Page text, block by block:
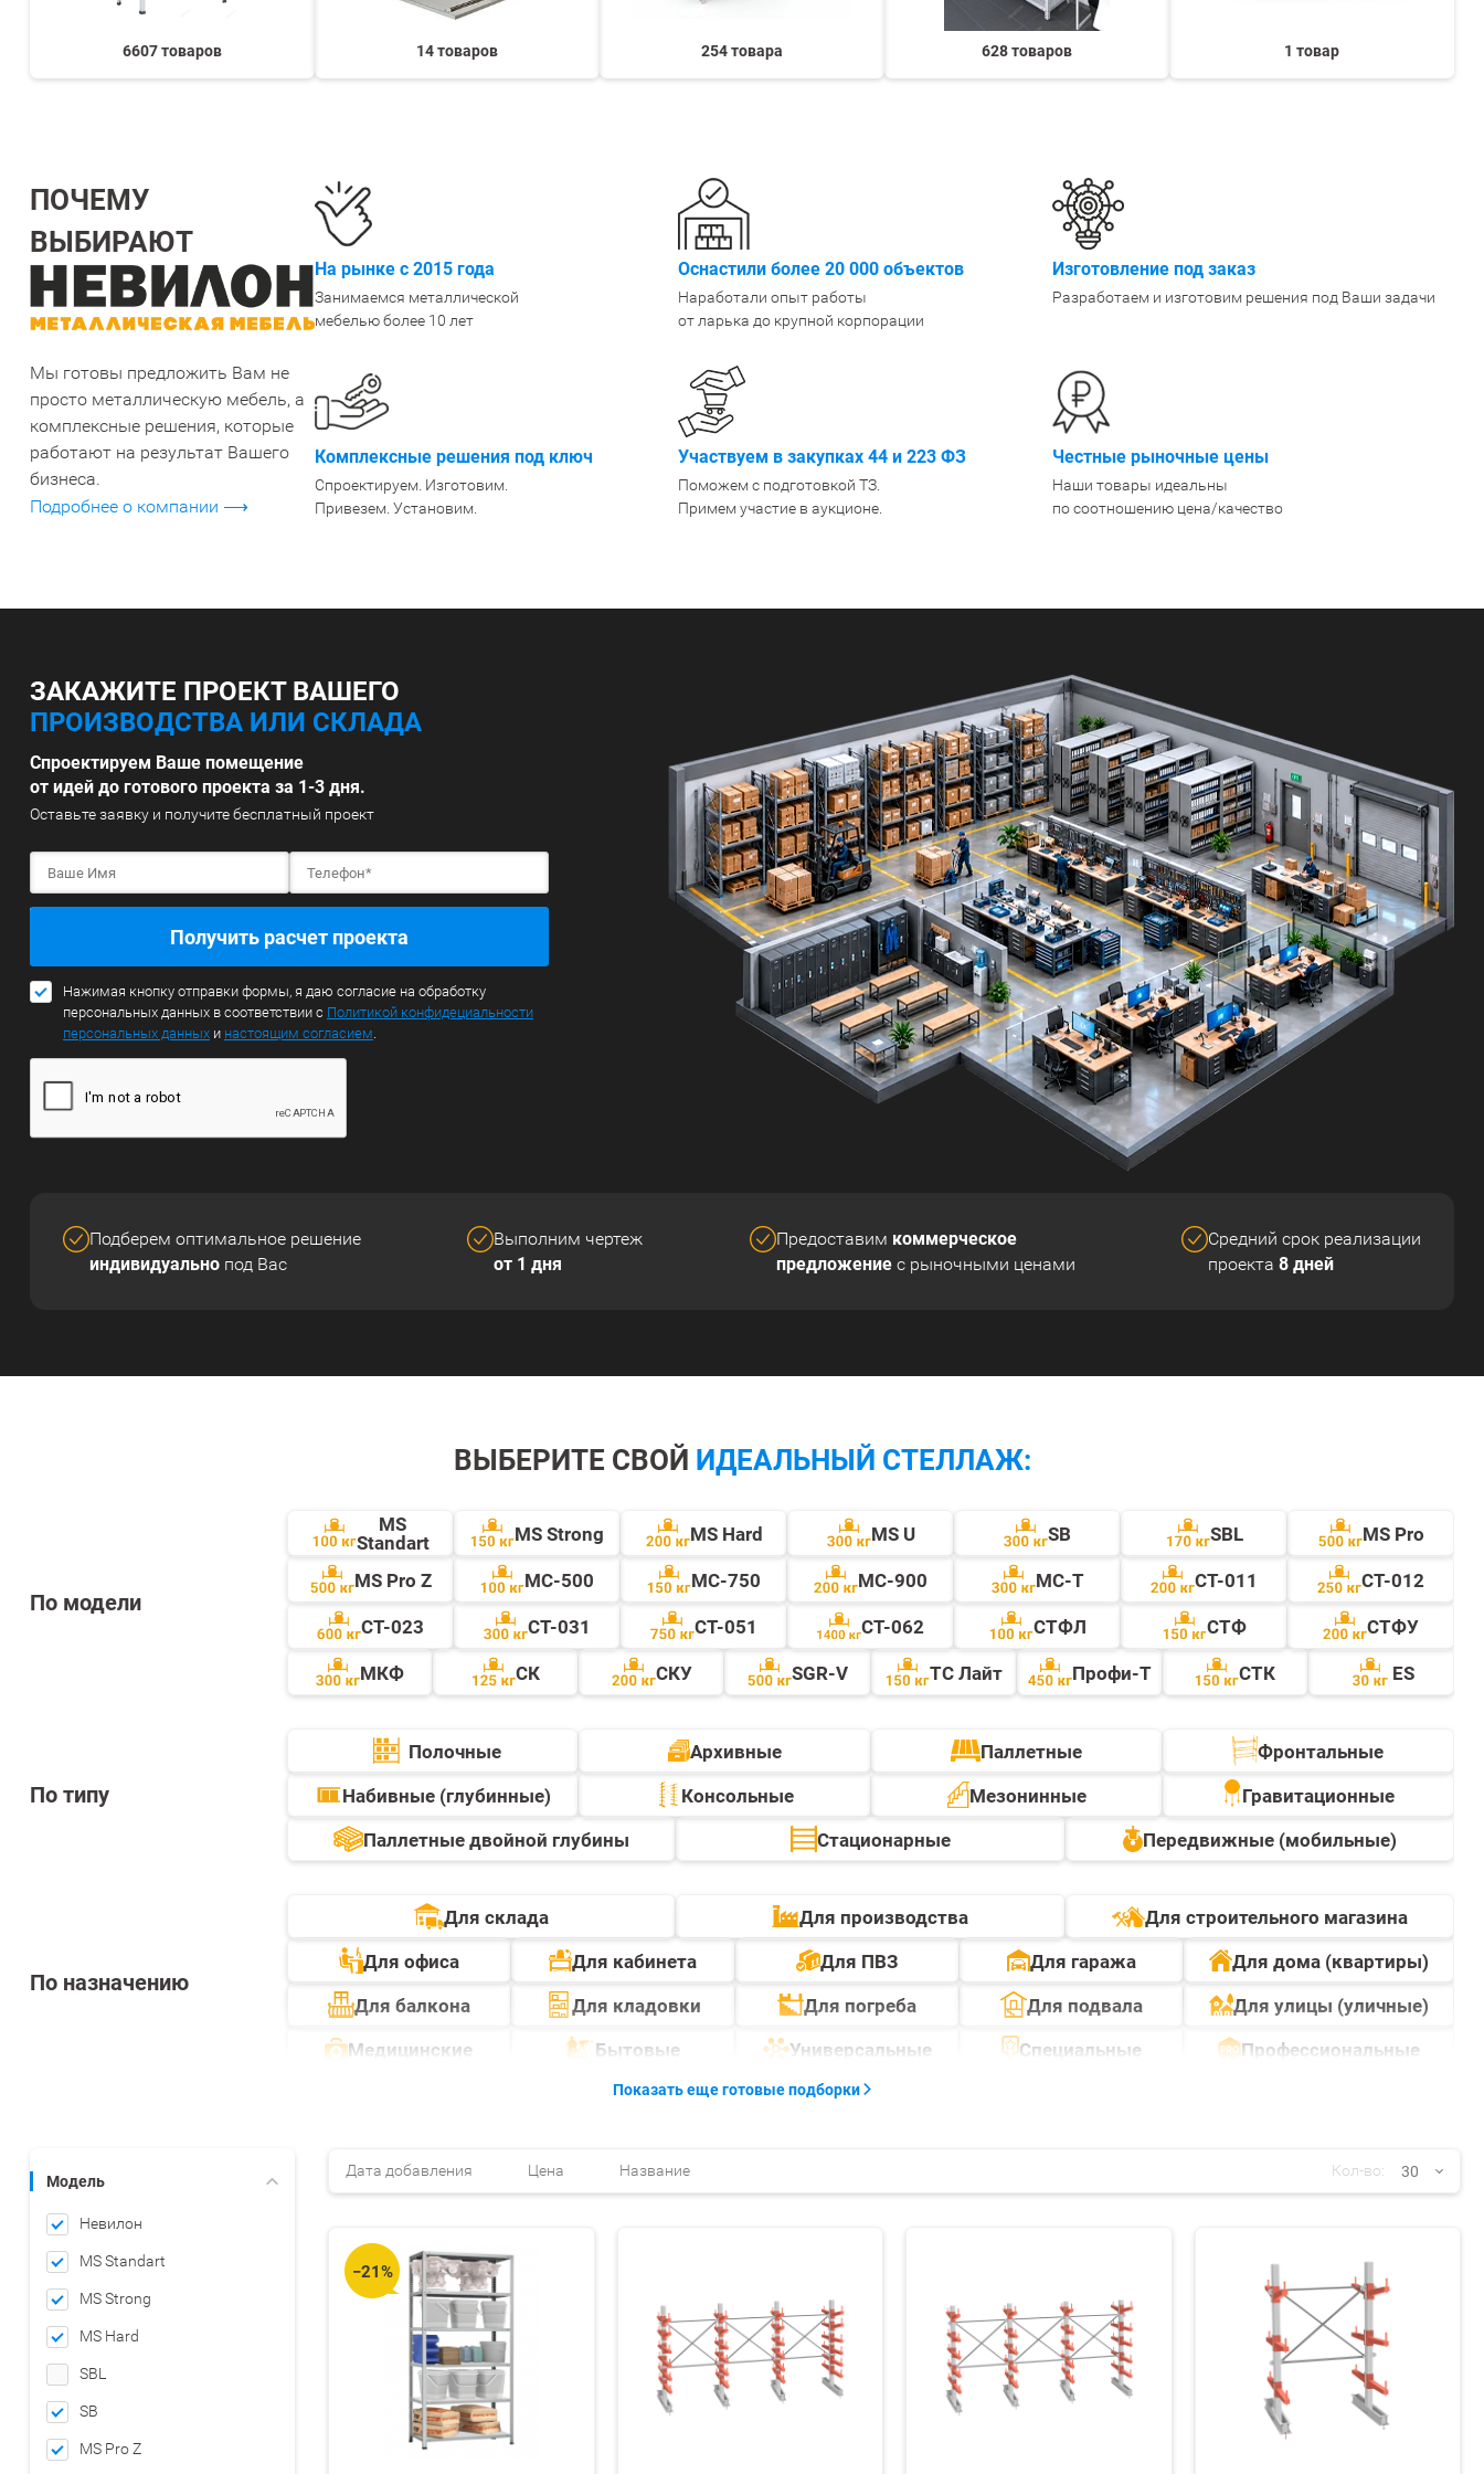
6607 товаров 14 товаров 254 товара 628 товаров 1 товар
ПОЧЕМУ
ВЫБИРАЮТ
Мы готовы предложить Вам не
просто металлическую мебель, а
комплексные решения, которые
работают на результат Вашего
бизнеса.
Подробнее о компании ⟶
На рынке с 2015 года
Занимаемся металлической
мебелью более 10 лет
Оснастили более 20 000 объектов
Наработали опыт работы
от ларька до крупной корпорации
Изготовление под заказ
Разработаем и изготовим решения под Ваши задачи
Комплексные решения под ключ
Спроектируем. Изготовим.
Привезем. Установим.
Участвуем в закупках 44 и 223 ФЗ
Поможем с подготовкой ТЗ.
Примем участие в аукционе.
Честные рыночные цены
Наши товары идеальны
по соотношению цена/качество
ЗАКАЖИТЕ ПРОЕКТ ВАШЕГО
ПРОИЗВОДСТВА ИЛИ СКЛАДА
Спроектируем Ваше помещение
от идей до готового проекта за 1-3 дня.
Оставьте заявку и получите бесплатный проект
Получить расчет проекта
Нажимая кнопку отправки формы, я даю согласие на обработку
персональных данных в соответствии с Политикой конфидециальности
персональных данных и настоящим согласием.
Подберем оптимальное решение
индивидуально под Вас
Выполним чертеж
от 1 дня
Предоставим коммерческое
предложениес рыночными ценами
Средний срок реализации
проекта 8 дней
ВЫБЕРИТЕ СВОЙ ИДЕАЛЬНЫЙ СТЕЛЛАЖ:
По модели
MS
Standart MS Strong MS Hard MS U SB SBL
MS Pro
MS Pro Z
МС-500 МС-750 МС-900 МС-Т СТ-011
СТ-012
СТ-023
СТ-031 СТ-051 СТ-062 СТФЛ CТФ
СТФУ
МКФ
СК СКУ SGR-V ТС Лайт Профи-Т СТК ES
По типу
Полочные Архивные Паллетные
Фронтальные
Набивные (глубинные)
Консольные Мезонинные
Гравитационные
Паллетные двойной глубины
Стационарные Передвижные (мобильные)
По назначению
Для склада Для производства
Для строительного магазина
Для офиса
Для кабинета Для ПВЗ Для гаража
Для дома (квартиры)
Для балкона
Для кладовки Для погреба Для подвала
Для улицы (уличные)
Медицинские
Бытовые Универсальные Специальные Профессиональные
Показать еще готовые подборки
Модель
Невилон
MS Standart
MS Strong
MS Hard
SBL
SB
MS Pro Z
Дата добавления Цена Название Кол-во: 30
60
90
150
−21%